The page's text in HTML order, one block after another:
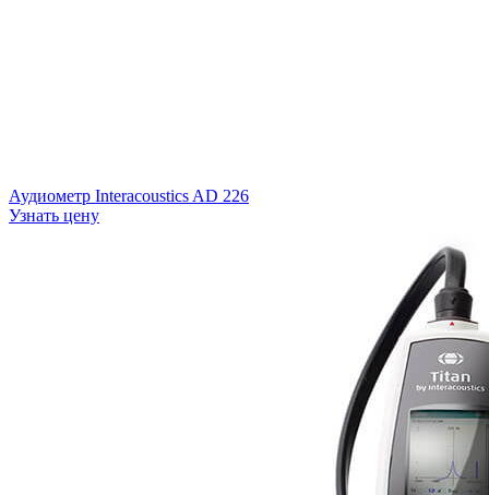
Аудиометр Interacoustics AD 226
Узнать цену